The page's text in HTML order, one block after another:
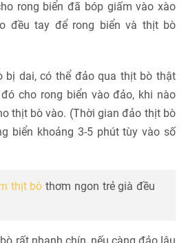
rong biển đã bóp giấm vào xào
đều tay để rong biển và thịt bò
bị dai, có thể đảo qua thịt bò thật
cho rong biển vào đảo, khi nào
thịt bò vào. (Thời gian đảo thịt bò
biển khoảng 3-5 phút tùy vào số
thịt bò thơm ngon trẻ già đều